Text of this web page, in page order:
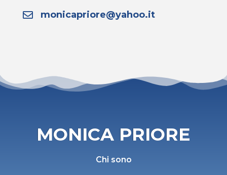
monicapriore@yahoo.it
MONICA PRIORE
Chi sono